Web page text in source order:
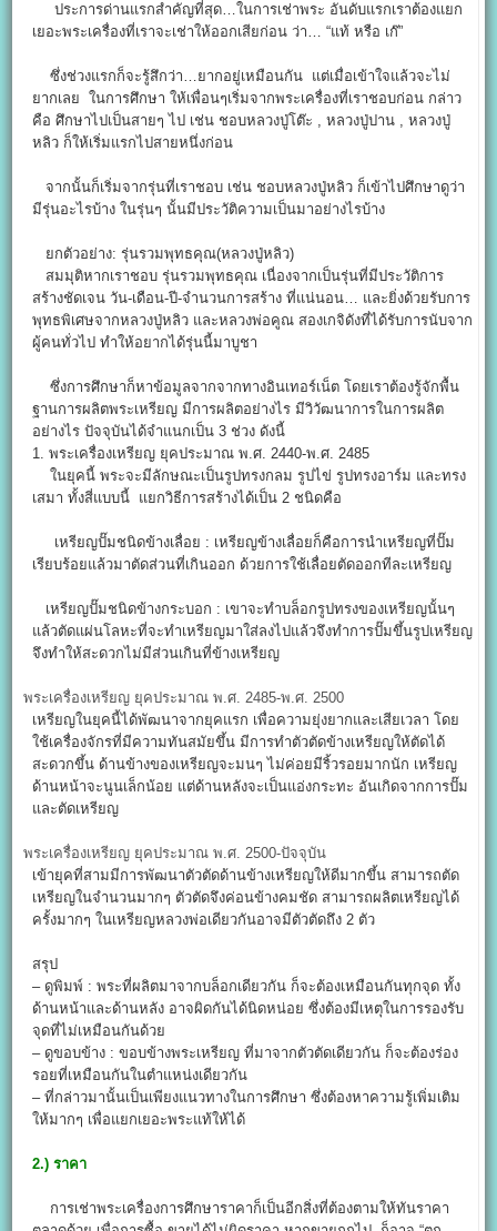
ประการด่านแรกสำคัญที่สุด…ในการเช่าพระ อันดับแรกเราต้องแยก
เยอะพระเครื่องที่เราจะเช่าให้ออกเสียก่อน ว่า… “แท้ หรือ เก๊”
ซึ่งช่วงแรกก็จะรู้สึกว่า…ยากอยู่เหมือนกัน แต่เมื่อเข้าใจแล้วจะไม่
ยากเลย ในการศึกษา ให้เพื่อนๆเริ่มจากพระเครื่องที่เราชอบก่อน กล่าว
คือ ศึกษาไปเป็นสายๆ ไป เช่น ชอบหลวงปู่โต๊ะ , หลวงปู่ปาน , หลวงปู่
หลิว ก็ให้เริ่มแรกไปสายหนึ่งก่อน
จากนั้นก็เริ่มจากรุ่นที่เราชอบ เช่น ชอบหลวงปู่หลิว ก็เข้าไปศึกษาดูว่า
มีรุ่นอะไรบ้าง ในรุ่นๆ นั้นมีประวัติความเป็นมาอย่างไรบ้าง
ยกตัวอย่าง: รุ่นรวมพุทธคุณ(หลวงปู่หลิว)
สมมุติหากเราชอบ รุ่นรวมพุทธคุณ เนื่องจากเป็นรุ่นที่มีประวัติการ
สร้างชัดเจน วัน-เดือน-ปี-จำนวนการสร้าง ที่แน่นอน… และยิ่งด้วยรับการ
พุทธพิเศษจากหลวงปู่หลิว และหลวงพ่อคูณ สองเกจิดังที่ได้รับการนับจาก
ผู้คนทั่วไป ทำให้อยากได้รุ่นนี้มาบูชา
ซึ่งการศึกษาก็หาข้อมูลจากจากทางอินเทอร์เน็ต โดยเราต้องรู้จักพื้น
ฐานการผลิตพระเหรียญ มีการผลิตอย่างไร มีวิวัฒนาการในการผลิต
อย่างไร ปัจจุบันได้จำแนกเป็น 3 ช่วง ดังนี้
1. พระเครื่องเหรียญ ยุคประมาณ พ.ศ. 2440-พ.ศ. 2485
ในยุคนี้ พระจะมีลักษณะเป็นรูปทรงกลม รูปไข่ รูปทรงอาร์ม และทรง
เสมา ทั้งสี่แบบนี้ แยกวิธีการสร้างได้เป็น 2 ชนิดคือ
เหรียญปั๊มชนิดข้างเลื่อย : เหรียญข้างเลื่อยก็คือการนำเหรียญที่ปั๊ม
เรียบร้อยแล้วมาตัดส่วนที่เกินออก ด้วยการใช้เลื่อยตัดออกทีละเหรียญ
เหรียญปั๊มชนิดข้างกระบอก : เขาจะทำบล็อกรูปทรงของเหรียญนั้นๆ
แล้วตัดแผ่นโลหะที่จะทำเหรียญมาใส่ลงไปแล้วจึงทำการปั๊มขึ้นรูปเหรียญ
จึงทำให้สะดวกไม่มีส่วนเกินที่ข้างเหรียญ
พระเครื่องเหรียญ ยุคประมาณ พ.ศ. 2485-พ.ศ. 2500
เหรียญในยุคนี้ได้พัฒนาจากยุคแรก เพื่อความยุ่งยากและเสียเวลา โดย
ใช้เครื่องจักรที่มีความทันสมัยขึ้น มีการทำตัวตัดข้างเหรียญให้ตัดได้
สะดวกขึ้น ด้านข้างของเหรียญจะมนๆ ไม่ค่อยมีริ้วรอยมากนัก เหรียญ
ด้านหน้าจะนูนเล็กน้อย แต่ด้านหลังจะเป็นแอ่งกระทะ อันเกิดจากการปั๊ม
และตัดเหรียญ
พระเครื่องเหรียญ ยุคประมาณ พ.ศ. 2500-ปัจจุบัน​
เข้ายุคที่สามมีการพัฒนาตัวตัดด้านข้างเหรียญให้ดีมากขึ้น สามารถตัด
เหรียญในจำนวนมากๆ ตัวตัดจึงค่อนข้างคมชัด สามารถผลิตเหรียญได้
ครั้งมากๆ ในเหรียญหลวงพ่อเดียวกันอาจมีตัวตัดถึง 2 ตัว
สรุป
– ดูพิมพ์ : พระที่ผลิตมาจากบล็อกเดียวกัน ก็จะต้องเหมือนกันทุกจุด ทั้ง
ด้านหน้าและด้านหลัง อาจผิดกันได้นิดหน่อย ซึ่งต้องมีเหตุในการรองรับ
จุดที่ไม่เหมือนกันด้วย
– ดูขอบข้าง : ขอบข้างพระเหรียญ ที่มาจากตัวตัดเดียวกัน ก็จะต้องร่อง
รอยที่เหมือนกันในตำแหน่งเดียวกัน
– ที่กล่าวมานั้นเป็นเพียงแนวทางในการศึกษา ซึ่งต้องหาความรู้เพิ่มเติม
ให้มากๆ เพื่อแยกเยอะพระแท้ให้ได้
2.)ราคา
การเช่าพระเครื่องการศึกษาราคาก็เป็นอีกสิ่งที่ต้องตามให้ทันราคา